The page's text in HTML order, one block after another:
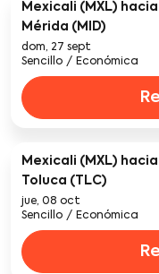
Mexicali (MXL) hacia
Mérida (MID)
dom, 27 sept
Sencillo / Económica
Mexicali (MXL) hacia
Toluca (TLC)
jue, 08 oct
Sencillo / Económica